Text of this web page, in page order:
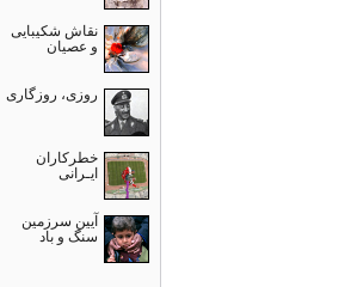
نقاش شکیبایی
و عصيان
روزی، روزگاری
خطرکاران
ایـرانی
آیین سرزمین
سنگ و باد